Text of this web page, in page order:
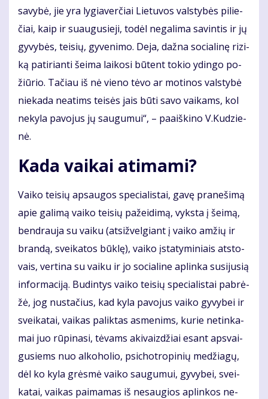
sa­vy­bė, jie yra ly­gia­ver­čiai Lie­tu­vos vals­ty­bės pi­lie­
čiai, kaip ir su­au­gu­sie­ji, to­dėl ne­ga­li­ma sa­vin­tis ir jų
gy­vy­bės, tei­sių, gy­ve­ni­mo. De­ja, daž­na so­cia­li­nę ri­zi­
ką pa­ti­rian­ti šei­ma lai­ko­si bū­tent to­kio ydin­go po­
žiū­rio. Ta­čiau iš nė vie­no tė­vo ar mo­ti­nos vals­ty­bė
nie­ka­da ne­atims tei­sės jais bū­ti sa­vo vai­kams, kol
ne­ky­la pa­vo­jus jų sau­gu­mui“, – pa­aiš­ki­no V.Ku­dzie­
nė.
Ka­da vai­kai at­ima­mi?
Vai­ko tei­sių ap­sau­gos spe­cia­lis­tai, ga­vę pra­ne­ši­mą
apie ga­li­mą vai­ko tei­sių pa­žei­di­mą, vyks­ta į šei­mą,
ben­drau­ja su vai­ku (at­si­žvel­giant į vai­ko am­žių ir
bran­dą, svei­ka­tos būk­lę), vai­ko įsta­ty­mi­niais at­sto­
vais, ver­ti­na su vai­ku ir jo so­cia­li­ne ap­lin­ka su­si­ju­sią
in­for­ma­ci­ją. Bu­din­tys vai­ko tei­sių spe­cia­lis­tai pa­brė­
žė, jog nu­sta­čius, kad ky­la pa­vo­jus vai­ko gy­vy­bei ir
svei­ka­tai, vai­kas pa­lik­tas as­me­nims, ku­rie ne­tin­ka­
mai juo rū­pi­na­si, tė­vams aki­vaiz­džiai esant ap­svai­
gu­siems nuo al­ko­ho­lio, psi­chot­ro­pi­nių me­džia­gų,
dėl ko ky­la grės­mė vai­ko sau­gu­mui, gy­vy­bei, svei­
ka­tai, vai­kas pa­ima­mas iš ne­sau­gios ap­lin­kos ne­